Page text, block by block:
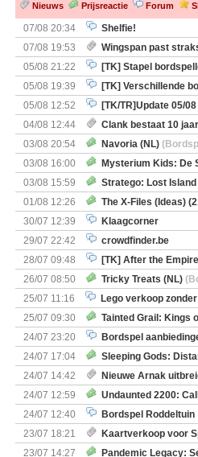
Nieuws Prijsreactie Forum
07/08 20:34
Shelfie!
07/08 19:53
Wingspan past
05/08 21:22
[TK] Stapel
Nemesis Retaliation, Zombicide
05/08 19:39
[TK] Verschillende
05/08 12:52
[TK/TR]Update 05/08
Prijsverlagingen, Imperium Horizons,
04/08 12:44
Clank bestaat 10
+ nieuwe uitbreiding
03/08 20:54 Navoria (NL)
03/08 16:00
Mysterium Kids: De
Kapitein Boe
(Bordspellen)
03/08 15:59 Stratego: Lost Island
01/08 12:26
The X-Files (Ideas)
30/07 12:39
Klaagcorner
29/07 22:42
crowdfinder.be
28/07 09:48
[TK] After the
26/07 08:50
Tricky Treats (NL)
25/07 11:16
Lego verkoop
25/07 09:30
Tainted Grail: Kings
Uitbreiding: Wyrd Encounters
24/07 23:20
Bordspel
24/07 17:04
Sleeping Gods:
(Bordspellen)
24/07 14:42
Nieuwe Arnak
Surprise Shipments
24/07 12:59
Undaunted 2200:
(Bordspellen)
24/07 12:40
Bordspel Roddeltuin
23/07 18:21
Kaartverkoop voor
start
23/07 14:27
Pandemic Legacy: